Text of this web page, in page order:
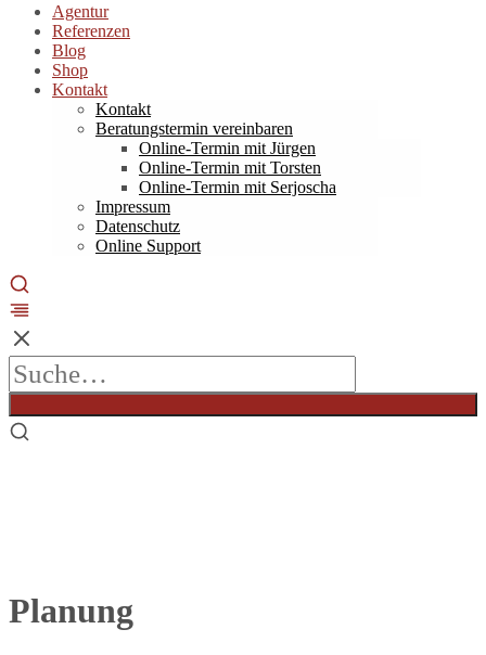
Agentur
Referenzen
Blog
Shop
Kontakt
Kontakt
Beratungstermin vereinbaren
Online-Termin mit Jürgen
Online-Termin mit Torsten
Online-Termin mit Serjoscha
Impressum
Datenschutz
Online Support
Planung